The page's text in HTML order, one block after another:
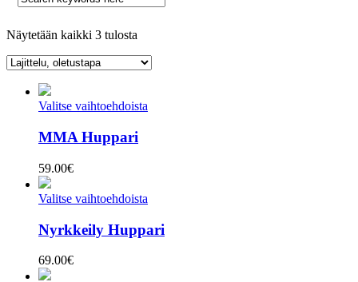
Näytetään kaikki 3 tulosta
Valitse vaihtoehdoista
MMA Huppari
59.00€
Valitse vaihtoehdoista
Nyrkkeily Huppari
69.00€